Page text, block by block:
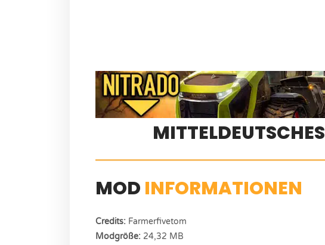
MITTELDEUTSCHES
MOD INFORMATIONEN
Credits: Farmerfivetom
Modgröße: 24,32 MB